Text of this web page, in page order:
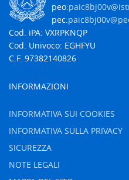
peo:
pec:
Cod. iPA: VXRPKNQP
Cod. Univoco: EGHFYU
C.F. 97382140826
INFORMAZIONI
INFORMATIVA SUI COOKIES
INFORMATIVA SULLA PRIVACY
SICUREZZA
NOTE LEGALI